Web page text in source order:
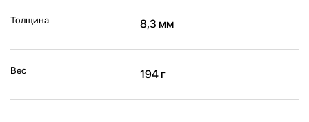
Толщина 8,3 мм
Вес 194 г